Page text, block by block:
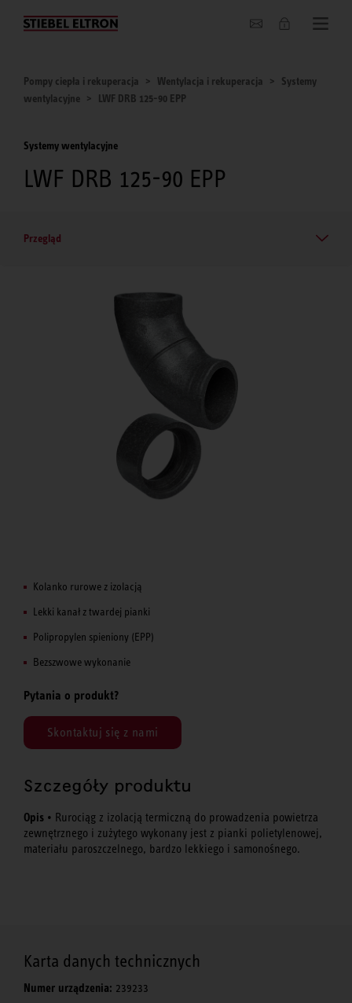
O nas
Pompy ciepła i rekuperacja Wentylacja i rekuperacja
Systemy
wentylacyjne
LWF DRB 125-90 EPP
Systemy wentylacyjne
LWF DRB 125-90 EPP
Przegląd
Kolanko rurowe z izolacją
Lekki kanał z twardej pianki
Polipropylen spieniony (EPP)
Bezszwowe wykonanie
Pytania o produkt?
Skontaktuj się z nami
Szczegóły produktu
Opis • Rurociąg z izolacją termiczną do prowadzenia powietrza
zewnętrznego i zużytego wykonany jest z pianki polietylenowej,
materiału paroszczelnego, bardzo lekkiego i samonośnego.
Karta danych technicznych
Numer urządzenia: 239233